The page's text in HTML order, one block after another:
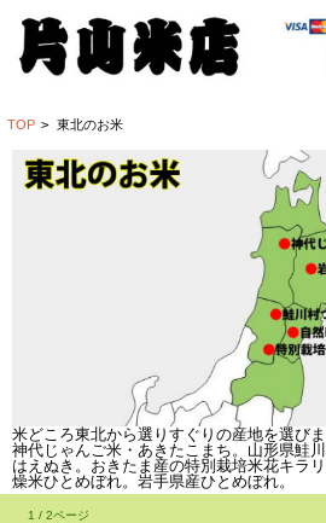
TOP > 東北のお米
米どころ東北から選りすぐりの産地を選び
神代じゃんご米・あきたこまち。山形県鮭
はえぬき。おきたま産の特別栽培米花キラ
燥米ひとめぼれ。岩手県産ひとめぼれ。
1 / 2ページ